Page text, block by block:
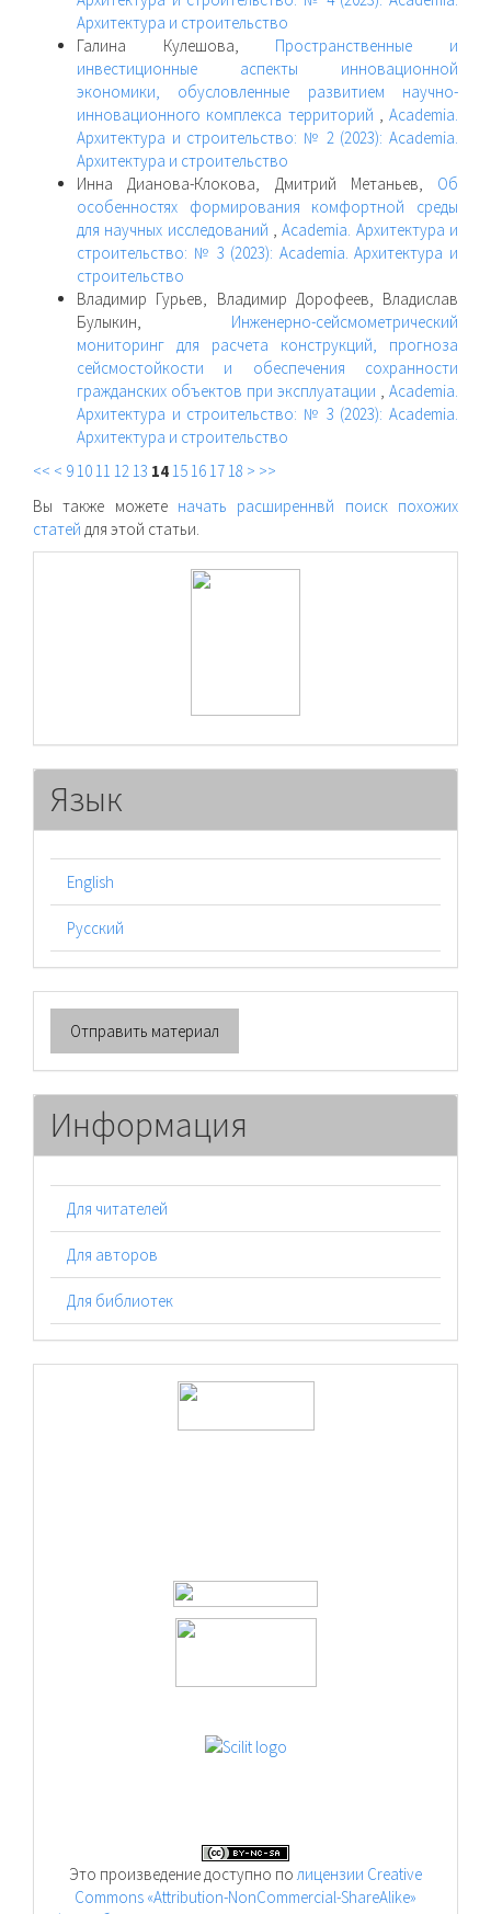
Архитектура и строительство
Галина Кулешова, Пространственные и
инвестиционные аспекты инновационной
экономики, обусловленные развитием научно-
инновационного комплекса территорий , Academia.
Архитектура и строительство: № 2 (2023): Academia.
Архитектура и строительство
Инна Дианова-Клокова, Дмитрий Метаньев, Об
особенностях формирования комфортной среды
для научных исследований ,Academia. Архитектура и
строительство: № 3 (2023): Academia. Архитектура и
строительство
Владимир Гурьев, Владимир Дорофеев, Владислав
Булыкин, Инженерно-сейсмометрический
мониторинг для расчета конструкций, прогноза
сейсмостойкости и обеспечения сохранности
гражданских объектов при эксплуатации , Academia.
Архитектура и строительство: № 3 (2023): Academia.
Архитектура и строительство
<< < 9 10 11 12 13 14 15 16 17 18 > >>
Вы также можете начать расширеннвй поиск похожих
статей для этой статьи.
Язык
English
Русский
Отправить
материал
Отправить материал
Информация
Для читателей
Для авторов
Для библиотек
Это произведение доступно по лицензии Creative
Commons «Attribution-NonCommercial-ShareAlike»